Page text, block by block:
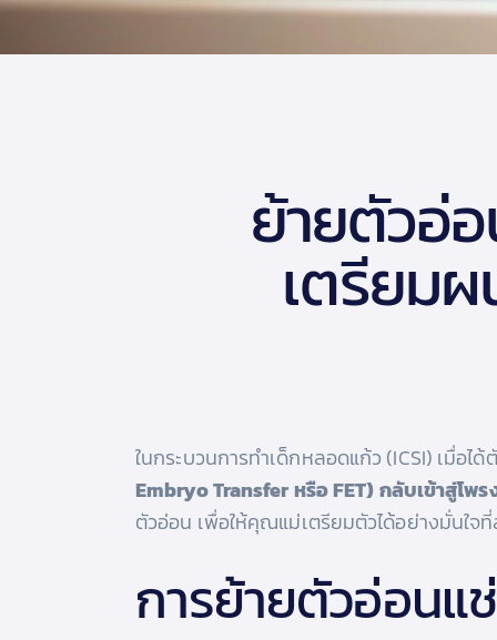
ย้ายตัวอ่
เตรียม
ในกระบวนการทำเด็กหลอดแก้ว (ICSI) เมื่
Embryo Transfer หรือ FET) กลับเข้าสู่โพ
ตัวอ่อน เพื่อให้คุณแม่เตรียมตัวได้อย่างมั่นใจ
การย้ายตัวอ่อนแ